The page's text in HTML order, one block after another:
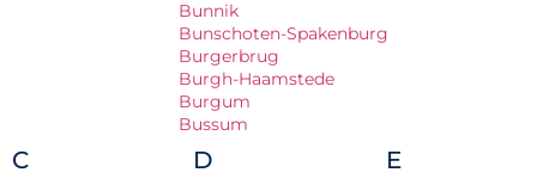
Bunnik
Bunschoten-Spakenburg
Burgerbrug
Burgh-Haamstede
Burgum
Bussum
C D E